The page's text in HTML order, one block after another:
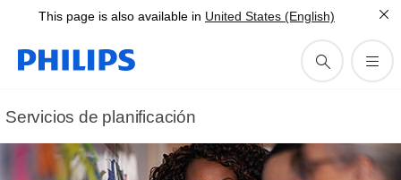
This page is also available in United States (English)
Servicios de planificación